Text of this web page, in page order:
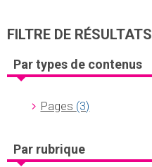
FILTRE DE RÉSULTATS
Par types de contenus
Pages (3)
Par rubrique